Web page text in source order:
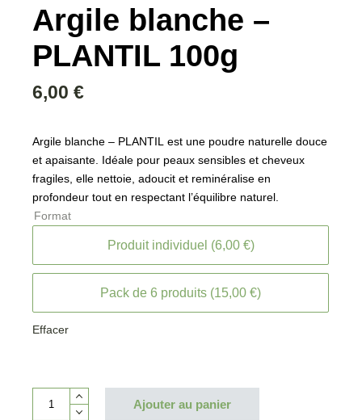
Argile blanche –
PLANTIL 100g
6,00€
Argile blanche – PLANTIL est une poudre naturelle douce
et apaisante. Idéale pour peaux sensibles et cheveux
fragiles, elle nettoie, adoucit et reminéralise en
profondeur tout en respectant l’équilibre naturel.
Format
Produit individuel (6,00 €)
Pack de 6 produits (15,00 €)
Effacer
Ajouter au panier